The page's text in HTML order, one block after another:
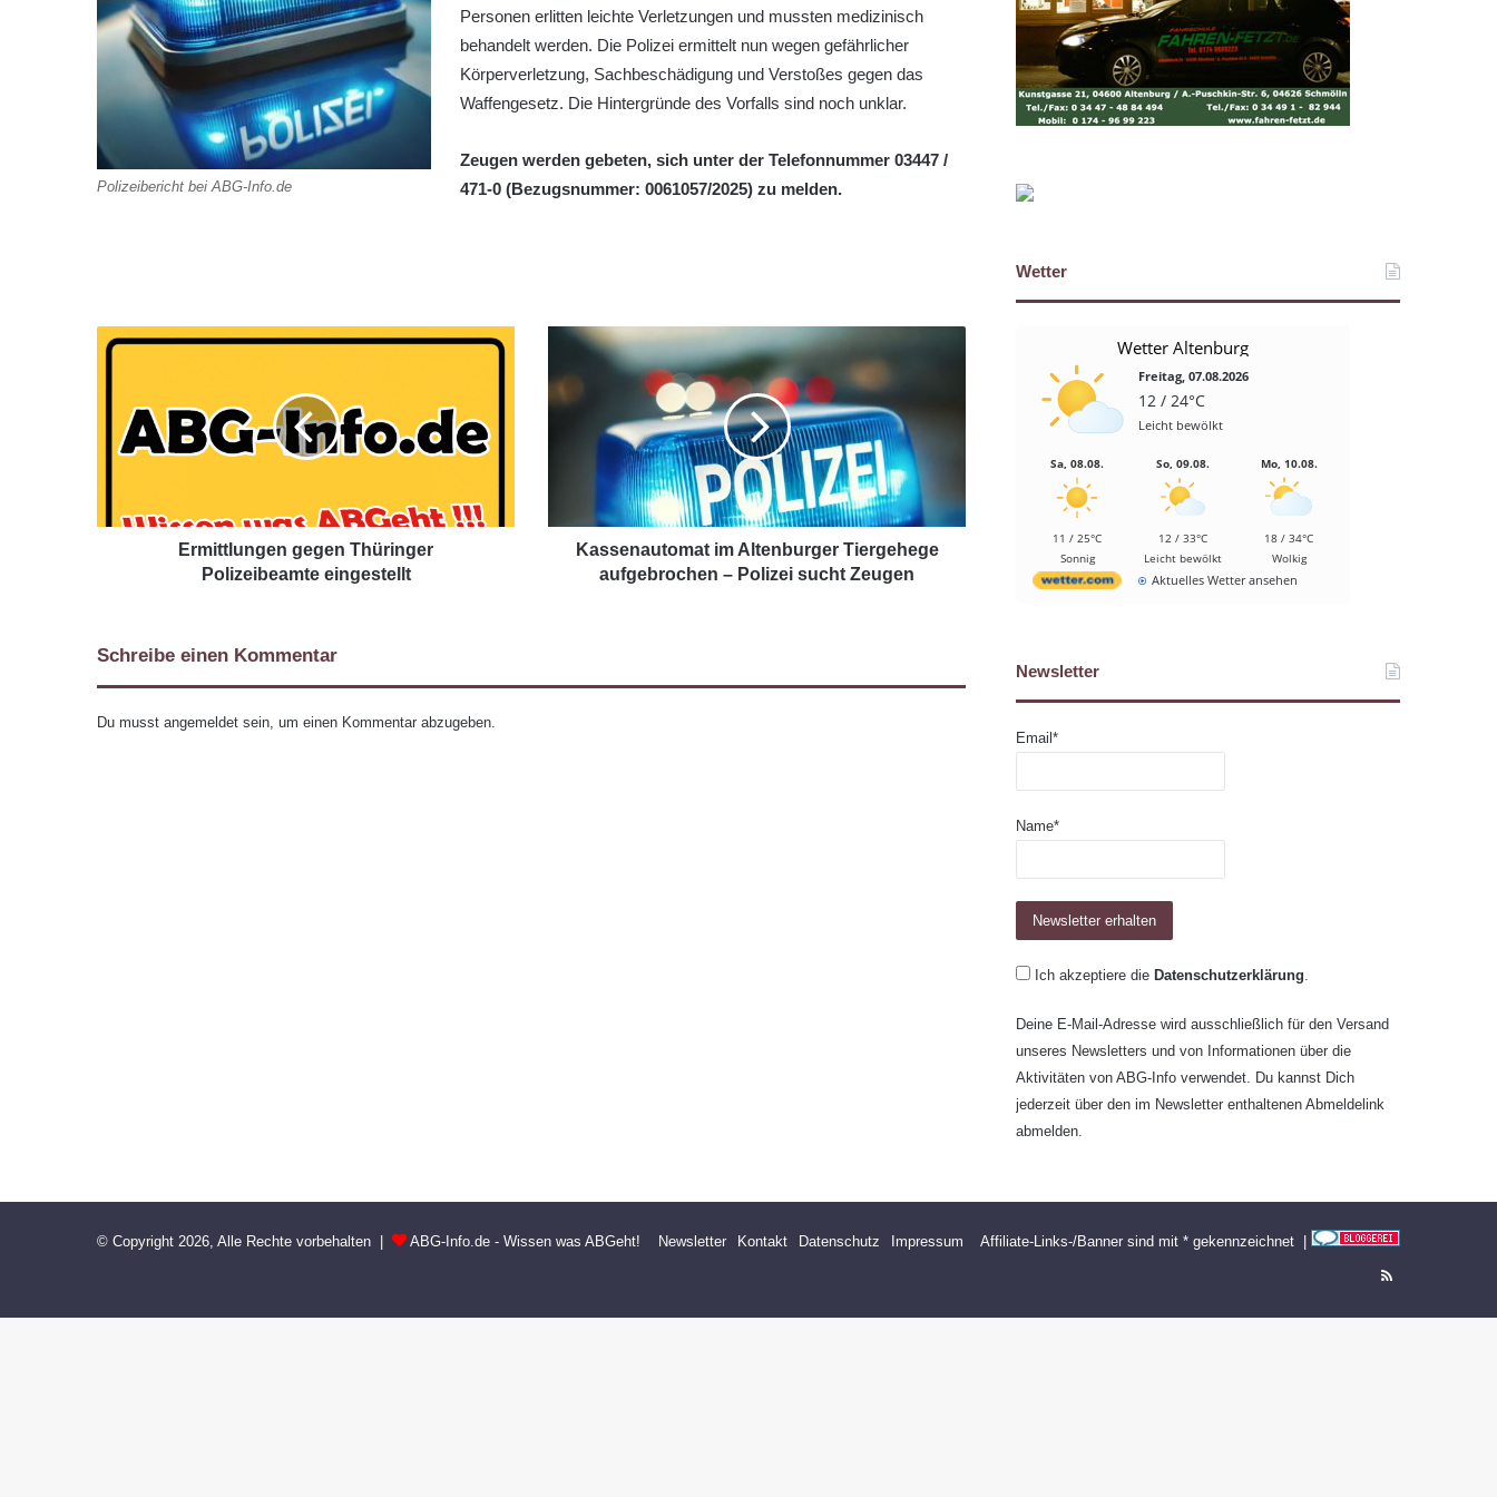
Polizeibericht bei ABG-Info.de
Personen erlitten leichte Verletzungen und mussten medizinisch
behandelt werden. Die Polizei ermittelt nun wegen gefährlicher
Körperverletzung, Sachbeschädigung und Verstoßes gegen das
Waffengesetz. Die Hintergründe des Vorfalls sind noch unklar.
Zeugen werden gebeten, sich unter der Telefonnummer 03447 /
471-0 (Bezugsnummer: 0061057/2025) zu melden.
Ermittlungen gegen Thüringer
Polizeibeamte eingestellt
Kassenautomat im Altenburger Tiergehege
aufgebrochen – Polizei sucht Zeugen
Schreibe einen Kommentar
Du musst angemeldet sein, um einen Kommentar abzugeben.
Wetter
Wetter Altenburg
Freitag, 07.08.2026
12 / 24°C
Leicht bewölkt
Sa, 08.08.
11 / 25°C
Sonnig
So, 09.08.
12 / 33°C
Leicht bewölkt
Mo, 10.08.
18 / 34°C
Wolkig
Aktuelles Wetter ansehen
Newsletter
Email*
Name*
Ich akzeptiere die Datenschutzerklärung.
Deine E-Mail-Adresse wird ausschließlich für den Versand
unseres Newsletters und von Informationen über die
Aktivitäten von ABG-Info verwendet. Du kannst Dich
jederzeit über den im Newsletter enthaltenen Abmeldelink
abmelden.
© Copyright 2026, Alle Rechte vorbehalten | ABG-Info.de - Wissen was ABGeht! Affiliate-Links-/Banner sind mit * gekennzeichnet |
Newsletter Kontakt Datenschutz Impressum